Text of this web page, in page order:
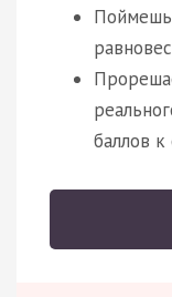
баллов к